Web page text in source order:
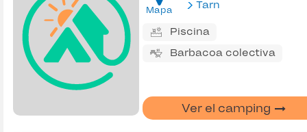
Mapa
Tarn
Piscina
Barbacoa colectiva
Ver el camping